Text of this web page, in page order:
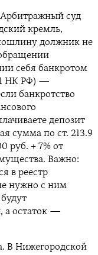
суд
кремль,
должник не
себя банкротом
НК РФ) —
банкротство
депозит
сумма по ст. 213.9
руб. + 7% от
Важно:
в реестр
нужно с ним
а остаток —
В Нижегородской